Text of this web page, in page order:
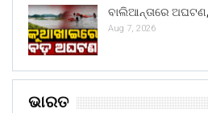
ବାଲିଆନ୍ତାରେ
Aug 7, 2026
ଭାରତ